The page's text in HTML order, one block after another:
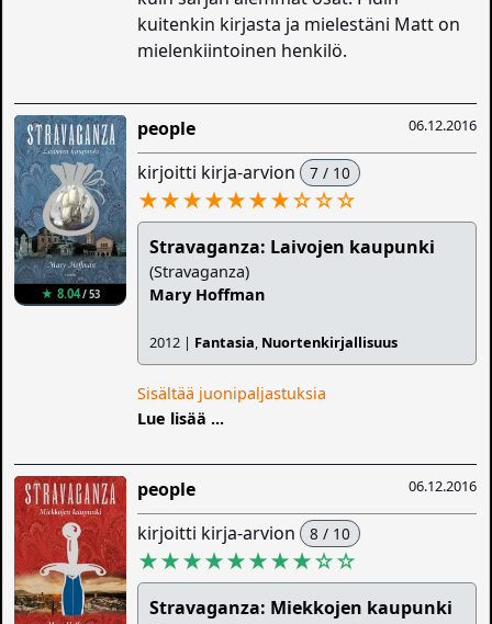
kuitenkin kirjasta ja mielestäni Matt on
mielenkiintoinen henkilö.
★ 8.04/ 53
06.12.2016
people
kirjoitti kirja-arvion 7 / 10
★★★★★★★☆☆☆
Stravaganza: Laivojen kaupunki
(Stravaganza)
Mary Hoffman
2012 | Fantasia, Nuortenkirjallisuus
Sisältää juonipaljastuksia
Lue lisää ...
06.12.2016
people
kirjoitti kirja-arvion 8 / 10
★★★★★★★★☆☆
Stravaganza: Miekkojen kaupunki